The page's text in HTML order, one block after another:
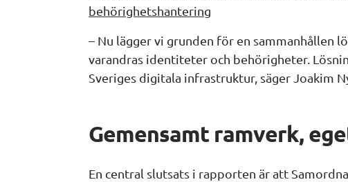
behörighetshantering
– Nu lägger vi grunden för en sammanhållen
varandras identiteter och behörigheter.
Sveriges digitala infrastruktur, säger Joakim
Gemensamt ramverk,
En central slutsats i rapporten är att